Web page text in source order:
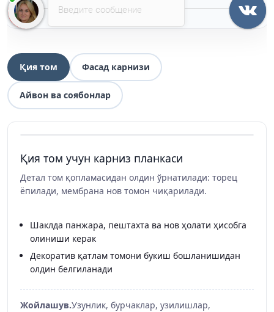
Қия том Фасад карнизи
Айвон ва соябонлар
Қия том учун карниз планкаси
Детал том қопламасидан олдин ўрнатилади: торец
ёпилади, мембрана нов томон чиқарилади.
Шаклда панжара, пештахта ва нов ҳолати ҳисобга
олиниши керак
Декоратив қатлам томони букиш бошланишидан
олдин белгиланади
Жойлашув.Узунлик, бурчаклар, узилишлар,
Введите сообщение